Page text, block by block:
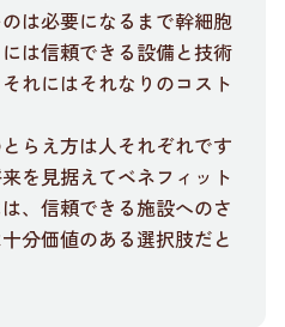
は必要になるまで幹細胞
は信頼できる設備と技術
れにはそれなりのコスト
らえ方は人それぞれです
を見据えてベネフィット
、信頼できる施設へのさ
分価値のある選択肢だと